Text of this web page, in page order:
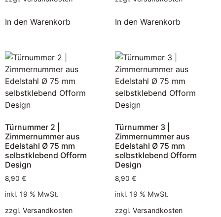
In den Warenkorb In den Warenkorb
Türnummer 2 |
Zimmernummer aus
Edelstahl Ø 75 mm
selbstklebend Ofform
Design
8,90 €
inkl. 19 % MwSt.
zzgl. Versandkosten
Türnummer 3 |
Zimmernummer aus
Edelstahl Ø 75 mm
selbstklebend Ofform
Design
8,90 €
inkl. 19 % MwSt.
zzgl. Versandkosten